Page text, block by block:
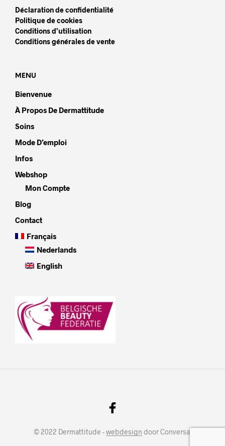
Déclaration de confidentialité
Politique de cookies
Conditions d’utilisation
Conditions générales de vente
MENU
Bienvenue
À Propos De Dermattitude
Soins
Mode D’emploi
Infos
Webshop
Mon Compte
Blog
Contact
Français
Nederlands
English
© 2022 Dermattitude -webdesign door Conversal